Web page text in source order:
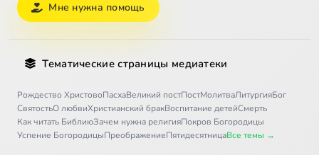
Мне нужна помощь
Тематические страницы медиатеки
Рождество ХристовоПасхаВеликий постПостМолитваЛитургияБог
СвятостьО любвиХристианский бракВоспитание детейСмерть
Как читать БиблиюЗачем нужна религияПокров Богородицы
Успение БогородицыПреображениеПятидесятницаВсе темы →